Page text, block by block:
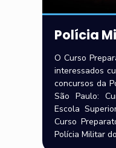
Polícia
O Curso
interessados
concursos da
São Paulo:
Escola
Curso
Polícia Militar